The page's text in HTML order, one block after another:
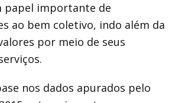
papel importante de
ao bem coletivo, indo além da
por meio de seus
nos dados apurados pelo